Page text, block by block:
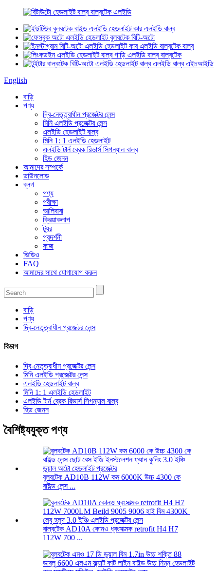
English
বাড়ি
পণ্য
দ্বি-নেতৃত্বাধীন প্রজেক্টর লেন্স
মিনি এলইডি প্রজেক্টর লেন্স
এলইডি হেডলাইট বাল্ব
মিনি 1: 1 এলইডি হেডলাইট
এলইডি টার্ন ব্রেক রিভার্স সিগন্যাল বাল্ব
হিড জেনন
আমাদের সম্পর্কে
ডাউনলোড
ব্লগ
পণ্য
পরীক্ষা
আলিবাবা
ক্রিয়াকলাপ
ট্যুর
প্রদর্শনী
কাজ
ভিডিও
FAQ
আমাদের সাথে যোগাযোগ করুন
বাড়ি
পণ্য
দ্বি-নেতৃত্বাধীন প্রজেক্টর লেন্স
বিভাগ
দ্বি-নেতৃত্বাধীন প্রজেক্টর লেন্স
মিনি এলইডি প্রজেক্টর লেন্স
এলইডি হেডলাইট বাল্ব
মিনি 1: 1 এলইডি হেডলাইট
এলইডি টার্ন ব্রেক রিভার্স সিগন্যাল বাল্ব
হিড জেনন
বৈশিষ্ট্যযুক্ত পণ্য
বুলবটেক AD10B 112W কম 6000K উচ্চ 4300 কে
বাইল্ড লেন্স ...
বাল্বটেক AD10A কোনও ধ্বংসাত্মক retrofit H4 H7
112W 700 ...